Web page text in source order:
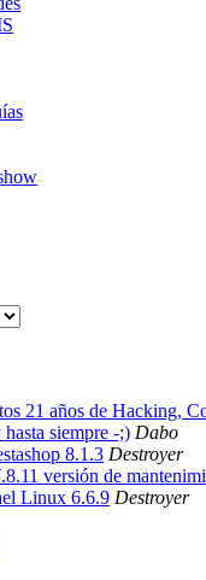
21 años de Hacking,
siempre -;) Dabo
8.1.3 Destroyer
versión de
Linux 6.6.9 Destroyer